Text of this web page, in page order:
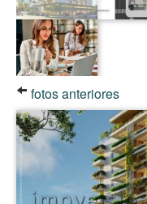
fotos anteriores